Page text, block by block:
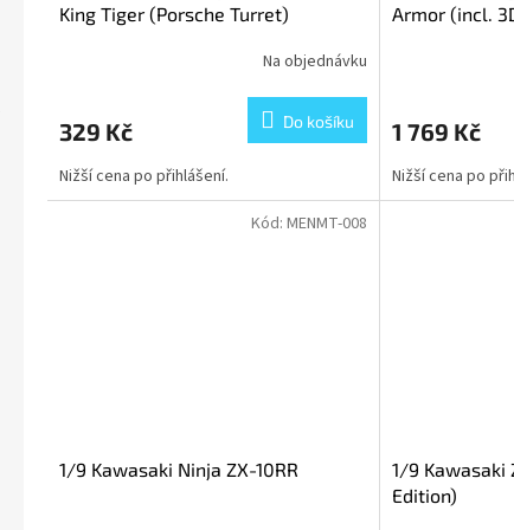
King Tiger (Porsche Turret)
Na objednávku
329 Kč Do košíku
Nižší cena po přihlášení.
Armor (incl.
1 769 Kč
Nižší cena po
1/9 Kawasaki Ninja ZX-10RR
Kód: MENMT-008
1/9 Kawasaki
Edition)